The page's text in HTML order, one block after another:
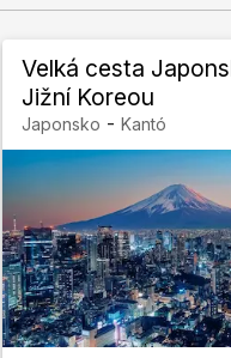
Velká cesta
Jižní Koreou
Japonsko -Kantó